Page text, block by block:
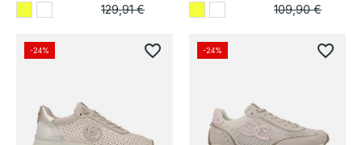
129,91 €
109,90 €
-24% favorite_border -24% favorite_border